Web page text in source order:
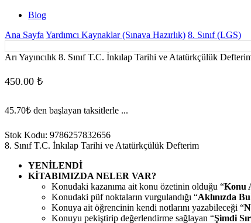
Blog
Ana Sayfa Yardımcı Kaynaklar (Sınava Hazırlık) 8. Sınıf (LGS)
Arı Yayıncılık 8. Sınıf T.C. İnkılap Tarihi ve Atatürkçülük
450.00 ₺
45.70₺ den başlayan taksitlerle ...
Stok Kodu: 9786257832656
8. Sınıf T.C. İnkılap Tarihi ve Atatürkçülük Defterim
YENİLENDİ
KİTABIMIZDA NELER VAR?
Konudaki kazanıma ait konu özetinin olduğu “Konu
Konudaki püf noktaların vurgulandığı “Aklınızda
Konuya ait öğrencinin kendi notlarını yazabileceği “
Konuyu pekiştirip değerlendirme sağlayan “Şimdi